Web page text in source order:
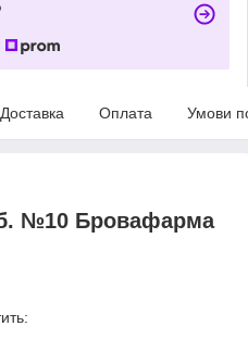
Доставка Оплата Умови
№10 Бровафарма